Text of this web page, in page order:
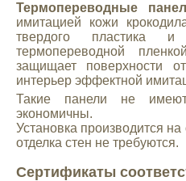
Термопереводные
имитацией кожи
твердого пластика и
термопереводной
защищает поверхности
интерьер эффектной
Такие панели не
экономичны.
Установка производится
отделка стен не требуются.
Сертификаты
Opel
Renault
Suzuki
Toyota